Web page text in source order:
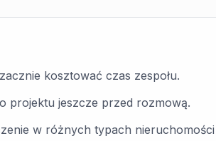
kosztować czas zespołu.
projektu jeszcze przed rozmową.
w różnych typach